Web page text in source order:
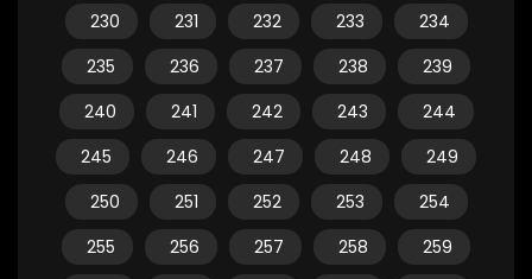
230
231 232 233
234
235
236 237 238
239
240
241 242 243
244
245
246 247 248
249
250
251 252 253
254
255
256 257 258
259